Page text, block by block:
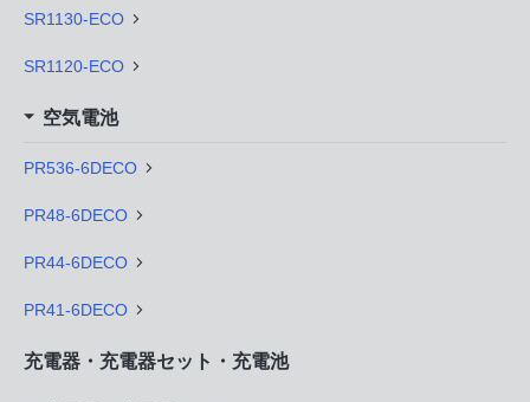
SR1130-ECO
SR1120-ECO
空気電池
PR536-6DECO
PR48-6DECO
PR44-6DECO
PR41-6DECO
充電器・充電器セット・充電池